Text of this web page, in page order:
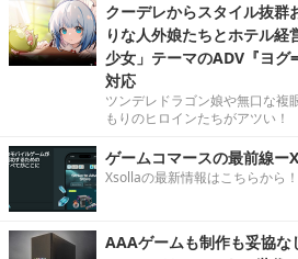
クーデレからスタイル抜群
りな人外娘たちとホテル
少女」テーマのADV『ヨ
対応
ツンデレドラゴン娘や無口な複
もりのヒロインたちがアツい！
ゲームコマースの最前線ー
Xsollaの最新情報はこちらから！
AAAゲームも制作も妥協